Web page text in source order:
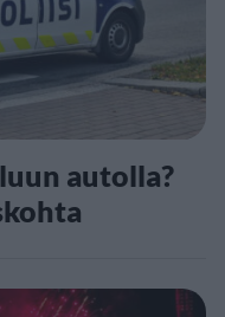
autolla?